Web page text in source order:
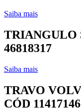
Saiba mais
TRIANGULO
46818317
Saiba mais
TRAVO
CÓD 11417146